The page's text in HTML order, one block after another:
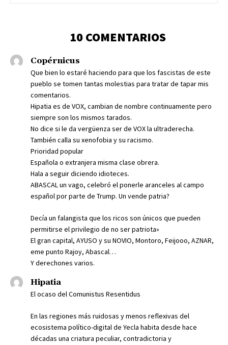
10 COMENTARIOS
Copérnicus
Que bien lo estaré haciendo para que los fascistas de este
pueblo se tomen tantas molestias para tratar de tapar mis
comentarios.
Hipatia es de VOX, cambian de nombre continuamente pero
siempre son los mismos tarados.
No dice si le da vergüenza ser de VOX la ultraderecha.
También calla su xenofobia y su racismo.
Prioridad popular
Española o extranjera misma clase obrera.
Hala a seguir diciendo idioteces.
ABASCAL un vago, celebró el ponerle aranceles al campo
español por parte de Trump. Un vende patria?
Decía un falangista que los ricos son únicos que pueden
permitirse el privilegio de no ser patriota»
El gran capital, AYUSO y su NOVIO, Montoro, Feijooo, AZNAR,
eme punto Rajoy, Abascal…
Y derechones varios.
Hipatia
El ocaso del Comunistus Resentidus
En las regiones más ruidosas y menos reflexivas del
ecosistema político-digital de Yecla habita desde hace
décadas una criatura peculiar, contradictoria y